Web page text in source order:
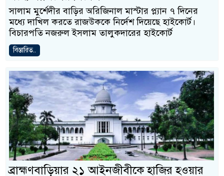
সালাম মুর্শেদীর বাড়ির অরিজিনাল মাস্টার প্ল্যান ৭ দিনের
মধ্যে দাখিল করতে রাজউককে নির্দেশ দিয়েছে হাইকোর্ট।
বিচারপতি নজরুল ইসলাম তালুকদারের হাইকোর্ট
বিস্তারিত..
ব্রাহ্মণবাড়িয়ার ২১ আইনজীবীকে হাজির হওয়ার